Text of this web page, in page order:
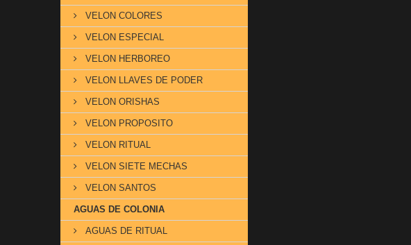
VELON COLORES
VELON ESPECIAL
VELON HERBOREO
VELON LLAVES DE PODER
VELON ORISHAS
VELON PROPOSITO
VELON RITUAL
VELON SIETE MECHAS
VELON SANTOS
AGUAS DE COLONIA
AGUAS DE RITUAL